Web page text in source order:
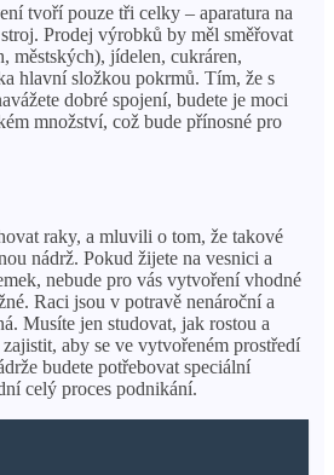
tvoří pouze tři celky – aparatura na
Prodej výrobků by měl směřovat
městských), jídelen, cukráren,
hlavní složkou pokrmů. Tím, že s
dobré spojení, budete je moci
množství, což bude přínosné pro
raky, a mluvili o tom, že takové
nádrž. Pokud žijete na vesnici a
nebude pro vás vytvoření vhodné
Raci jsou v potravě nenároční a
Musíte jen studovat, jak rostou a
aby se ve vytvořeném prostředí
budete potřebovat speciální
celý proces podnikání.